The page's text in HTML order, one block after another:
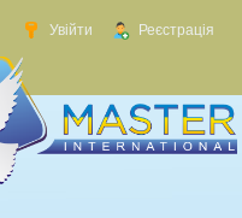
Увійти Реєстрація